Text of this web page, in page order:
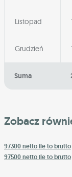
Listopad
Grudzień
Suma
Zobacz
97300 netto ile to brutto
97500 netto ile to brutto